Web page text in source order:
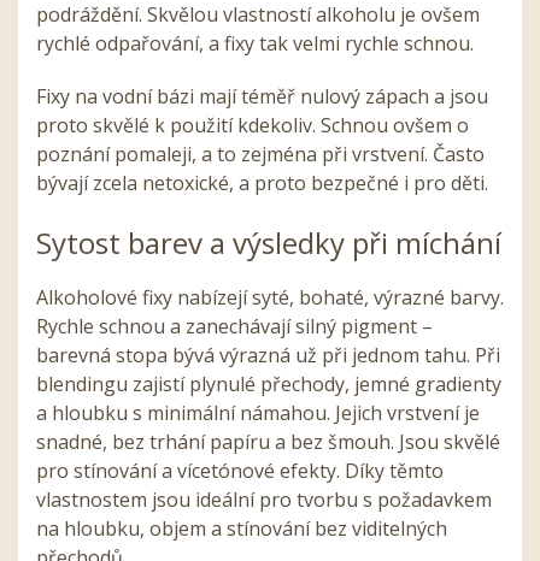
podráždění. Skvělou vlastností alkoholu je ovšem
rychlé odpařování, a fixy tak velmi rychle schnou.
Fixy na vodní bázi mají téměř nulový zápach a jsou
proto skvělé k použití kdekoliv. Schnou ovšem o
poznání pomaleji, a to zejména při vrstvení. Často
bývají zcela netoxické, a proto bezpečné i pro děti.
Sytost barev a výsledky při míchání
Alkoholové fixy nabízejí syté, bohaté, výrazné barvy.
Rychle schnou a zanechávají silný pigment –
barevná stopa bývá výrazná už při jednom tahu. Při
blendingu zajistí plynulé přechody, jemné gradienty
a hloubku s minimální námahou. Jejich vrstvení je
snadné, bez trhání papíru a bez šmouh. Jsou skvělé
pro stínování a vícetónové efekty. Díky těmto
vlastnostem jsou ideální pro tvorbu s požadavkem
na hloubku, objem a stínování bez viditelných